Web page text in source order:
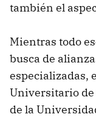
también el
Mientras todo
busca de
especializadas,
Universitario de
de la